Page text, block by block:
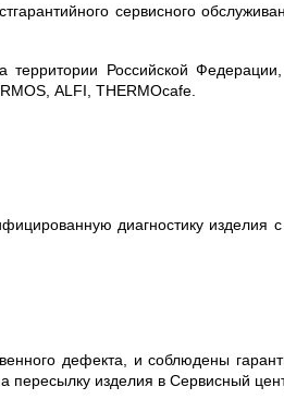
сервисного
территории Российской
ALFI THERMOcafe
диагностику изделия
дефекта, и соблюдены
пересылку изделия в Сервисный